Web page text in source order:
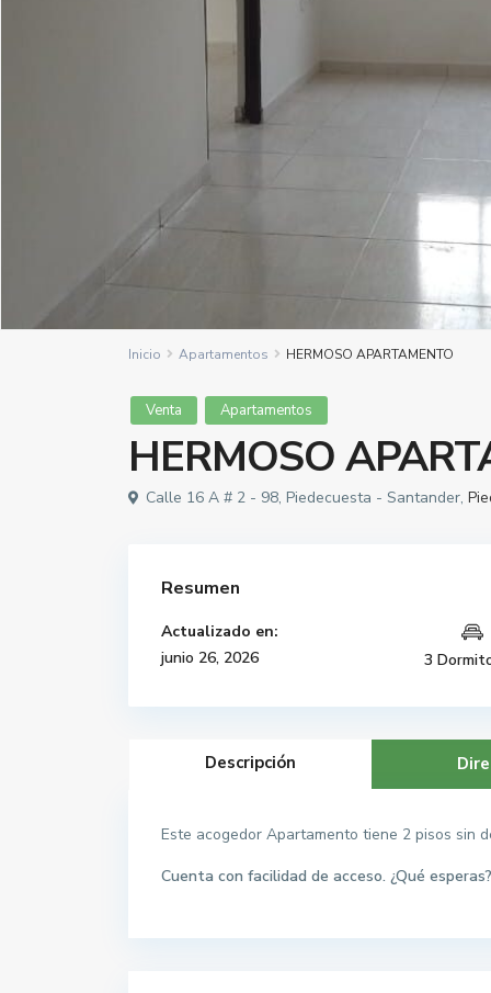
Inicio Apartamentos HERMOSO APARTAMENTO
Venta Apartamentos
HERMOSO
Calle 16 A # 2 - 98, Piedecuesta - Santander,
Resumen
Actualizado en:
junio 26, 2026
3
Descripción
Este acogedor Apartamento tiene 2 pisos sin
Cuenta con facilidad de acceso. ¿Qué